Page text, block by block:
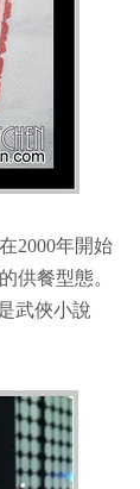
2000年開始
供餐型態。
武俠小說